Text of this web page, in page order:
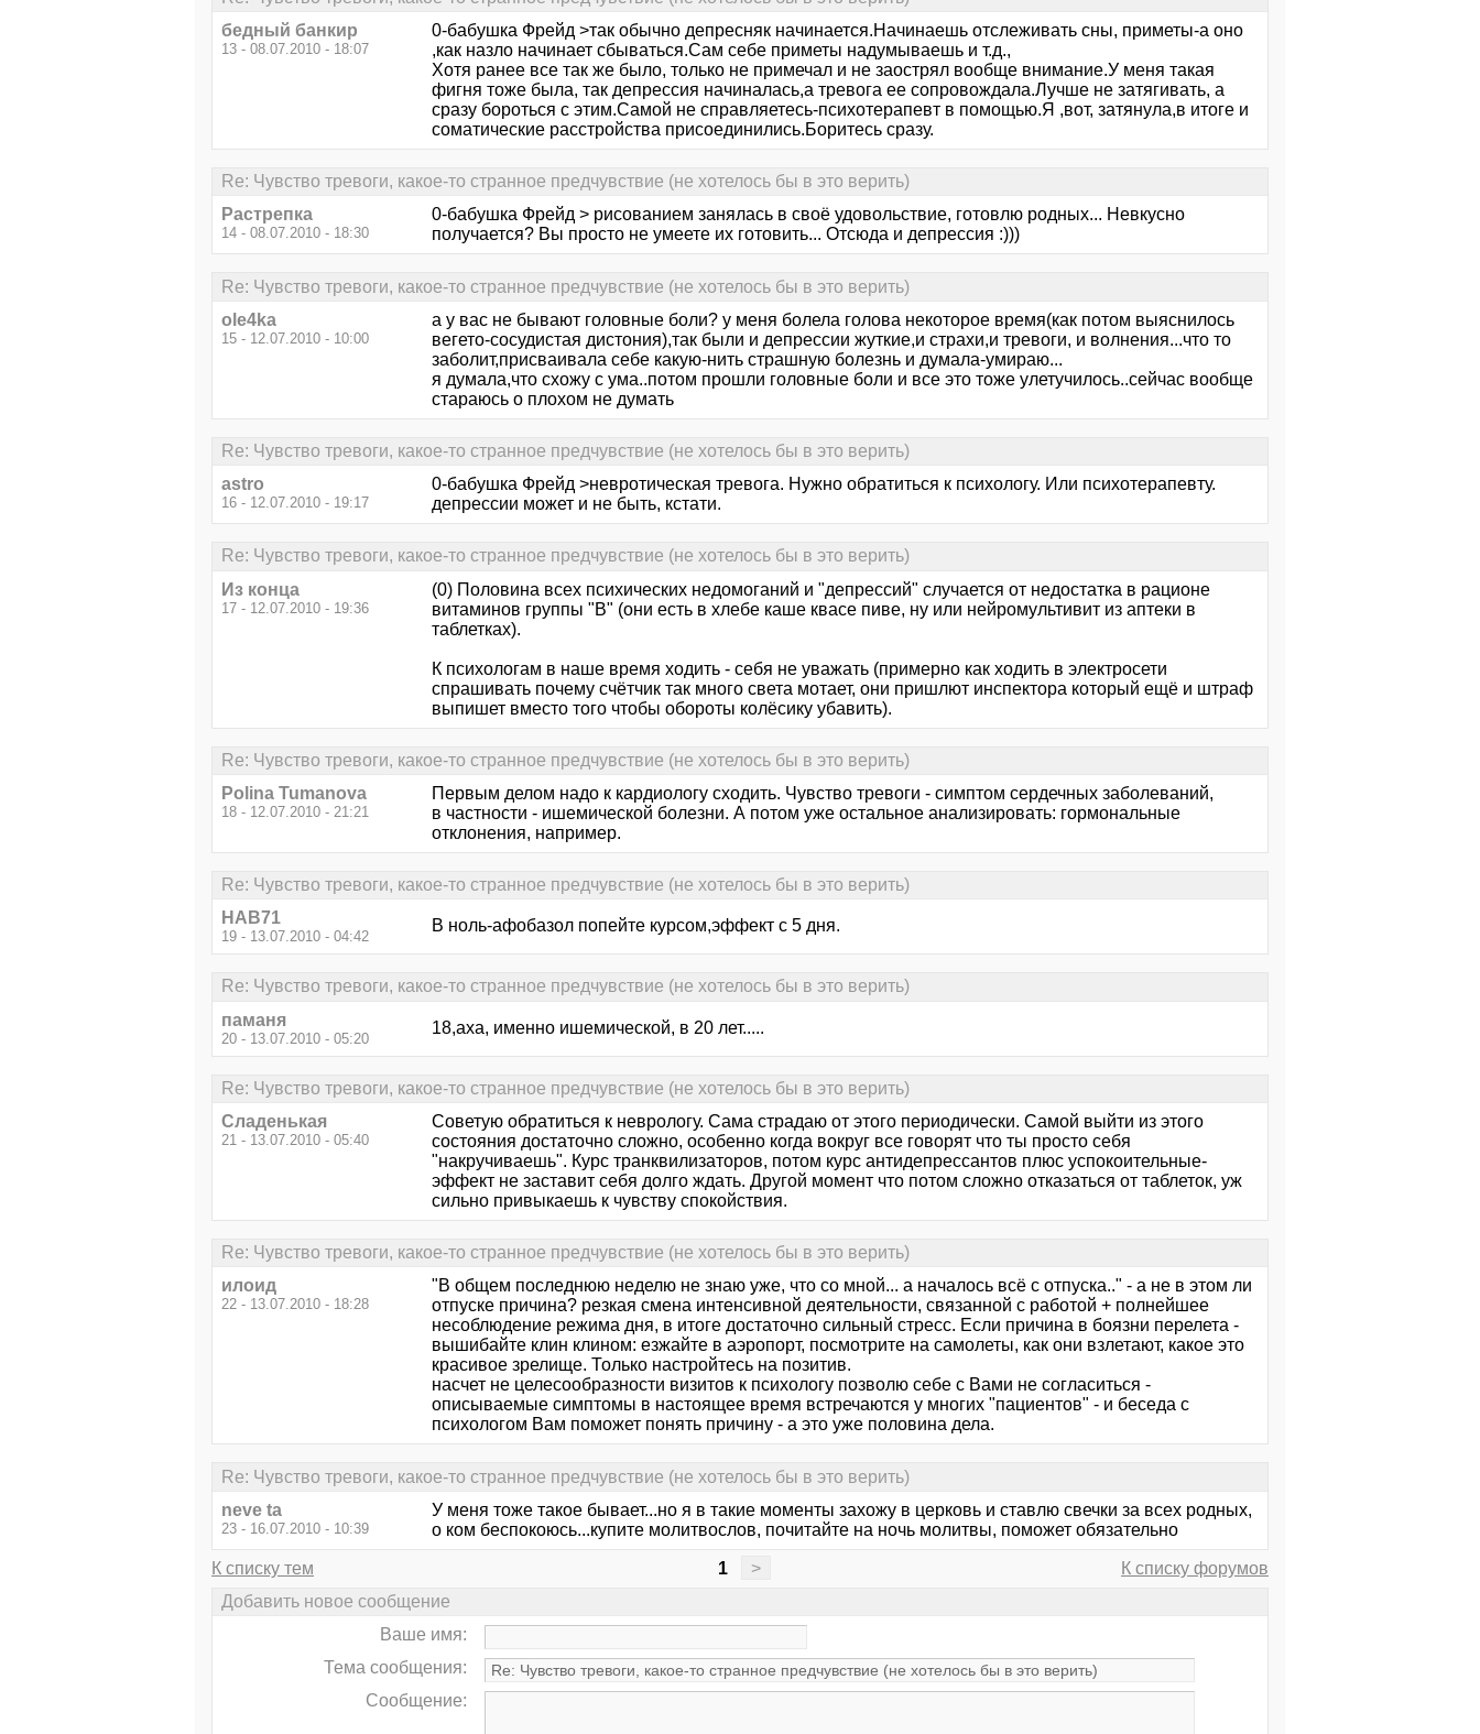
бедный банкир
13 - 08.07.2010 - 18:07
0-бабушка Фрейд >так обычно депресняк начинается.Начинаешь отслеживать сны, приметы-а оно
,как назло начинает сбываться.Сам себе приметы надумываешь и т.д.,
Хотя ранее все так же было, только не примечал и не заострял вообще внимание.У меня такая
фигня тоже была, так депрессия начиналась,а тревога ее сопровождала.Лучше не затягивать, а
сразу бороться с этим.Самой не справляетесь-психотерапевт в помощью.Я ,вот, затянула,в итоге и
соматические расстройства присоединились.Боритесь сразу.
Re: Чувство тревоги, какое-то странное предчувствие (не хотелось бы в это верить)
Растрепка
14 - 08.07.2010 - 18:30
0-бабушка Фрейд > рисованием занялась в своё удовольствие, готовлю родных... Невкусно
получается? Вы просто не умеете их готовить... Отсюда и депрессия :)))
Re: Чувство тревоги, какое-то странное предчувствие (не хотелось бы в это верить)
ole4ka
15 - 12.07.2010 - 10:00
а у вас не бывают головные боли? у меня болела голова некоторое время(как потом выяснилось
вегето-сосудистая дистония),так были и депрессии жуткие,и страхи,и тревоги, и волнения...что то
заболит,присваивала себе какую-нить страшную болезнь и думала-умираю...
я думала,что схожу с ума..потом прошли головные боли и все это тоже улетучилось..сейчас вообще
стараюсь о плохом не думать
Re: Чувство тревоги, какое-то странное предчувствие (не хотелось бы в это верить)
astro
16 - 12.07.2010 - 19:17
0-бабушка Фрейд >невротическая тревога. Нужно обратиться к психологу. Или психотерапевту.
депрессии может и не быть, кстати.
Re: Чувство тревоги, какое-то странное предчувствие (не хотелось бы в это верить)
Из конца
17 - 12.07.2010 - 19:36
(0) Половина всех психических недомоганий и "депрессий" случается от недостатка в рационе
витаминов группы "В" (они есть в хлебе каше квасе пиве, ну или нейромультивит из аптеки в
таблетках).
К психологам в наше время ходить - себя не уважать (примерно как ходить в электросети
спрашивать почему счётчик так много света мотает, они пришлют инспектора который ещё и штраф
выпишет вместо того чтобы обороты колёсику убавить).
Re: Чувство тревоги, какое-то странное предчувствие (не хотелось бы в это верить)
Polina Tumanova
18 - 12.07.2010 - 21:21
Первым делом надо к кардиологу сходить. Чувство тревоги - симптом сердечных заболеваний,
в частности - ишемической болезни. А потом уже остальное анализировать: гормональные
отклонения, например.
Re: Чувство тревоги, какое-то странное предчувствие (не хотелось бы в это верить)
НАВ71
19 - 13.07.2010 - 04:42
В ноль-афобазол попейте курсом,эффект с 5 дня.
Re: Чувство тревоги, какое-то странное предчувствие (не хотелось бы в это верить)
паманя
20 - 13.07.2010 - 05:20
18,аха, именно ишемической, в 20 лет.....
Re: Чувство тревоги, какое-то странное предчувствие (не хотелось бы в это верить)
Сладенькая
21 - 13.07.2010 - 05:40
Советую обратиться к неврологу. Сама страдаю от этого периодически. Самой выйти из этого
состояния достаточно сложно, особенно когда вокруг все говорят что ты просто себя
"накручиваешь". Курс транквилизаторов, потом курс антидепрессантов плюс успокоительные-
эффект не заставит себя долго ждать. Другой момент что потом сложно отказаться от таблеток, уж
сильно привыкаешь к чувству спокойствия.
Re: Чувство тревоги, какое-то странное предчувствие (не хотелось бы в это верить)
илоид
22 - 13.07.2010 - 18:28
"В общем последнюю неделю не знаю уже, что со мной... а началось всё с отпуска.." - а не в этом ли
отпуске причина? резкая смена интенсивной деятельности, связанной с работой + полнейшее
несоблюдение режима дня, в итоге достаточно сильный стресс. Если причина в боязни перелета -
вышибайте клин клином: езжайте в аэропорт, посмотрите на самолеты, как они взлетают, какое это
красивое зрелище. Только настройтесь на позитив.
насчет не целесообразности визитов к психологу позволю себе с Вами не согласиться -
описываемые симптомы в настоящее время встречаются у многих "пациентов" - и беседа с
психологом Вам поможет понять причину - а это уже половина дела.
Re: Чувство тревоги, какое-то странное предчувствие (не хотелось бы в это верить)
neve ta
23 - 16.07.2010 - 10:39
У меня тоже такое бывает...но я в такие моменты захожу в церковь и ставлю свечки за всех родных,
о ком беспокоюсь...купите молитвослов, почитайте на ночь молитвы, поможет обязательно
К списку тем 1 >
К списку форумов
Добавить новое сообщение
Ваше имя:
Тема сообщения:
Сообщение: